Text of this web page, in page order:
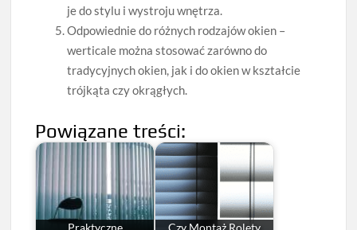
je do stylu i wystroju wnętrza.
Odpowiednie do różnych rodzajów okien –
werticale można stosować zarówno do
tradycyjnych okien, jak i do okien w kształcie
trójkąta czy okrągłych.
Powiązane treści:
Praktyczne Czy Montaż Rolety